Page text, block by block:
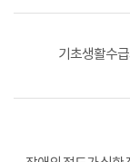
기초생활수